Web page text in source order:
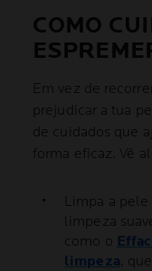
COMO
Em vez de
prejudicar a tua
de cuidados que
forma eficaz. Vê
Limpa a
limpeza
como o
limpeza ,